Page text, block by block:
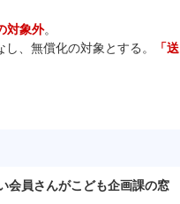
対象外。
、無償化の対象とする。
「送
会員さんがこども企画課の窓